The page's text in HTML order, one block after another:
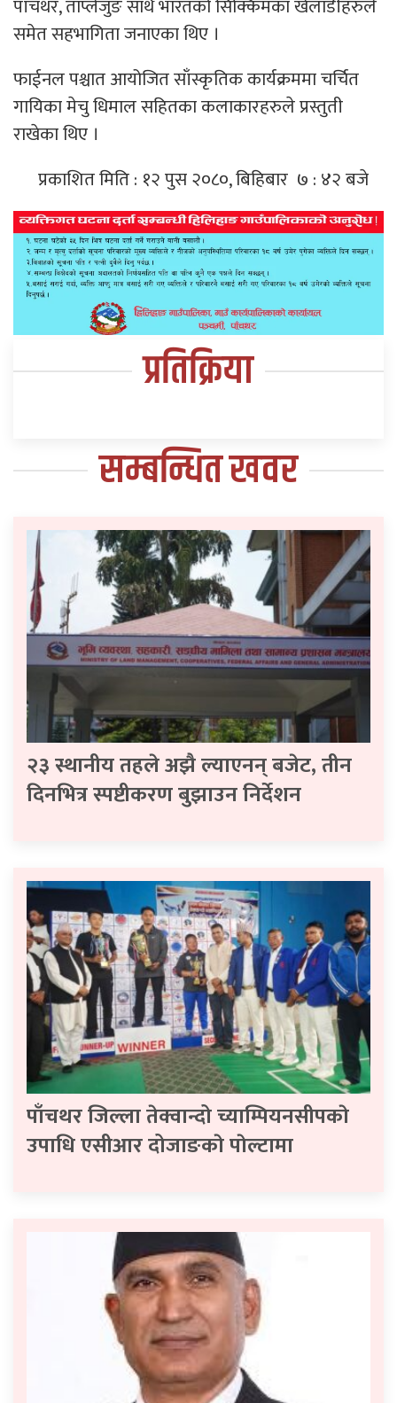
पाँचथर, ताप्लेजुङ साथै भारतको सिक्किमका खेलाडीहरुले
समेत सहभागिता जनाएका थिए ।
फाईनल पश्चात आयोजित साँस्कृतिक कार्यक्रममा चर्चित
गायिका मेचु धिमाल सहितका कलाकारहरुले प्रस्तुती
राखेका थिए ।
प्रकाशित मिति : १२ पुस २०८०, बिहिबार ७ : ४२ बजे
प्रतिक्रिया
सम्बन्धित खवर
२३ स्थानीय तहले अझै ल्याएनन् बजेट, तीन
दिनभित्र स्पष्टीकरण बुझाउन निर्देशन
पाँचथर जिल्ला तेक्वान्दो च्याम्पियनसीपकाे
उपाधि एसीआर दोजाङकाे पाेल्टामा